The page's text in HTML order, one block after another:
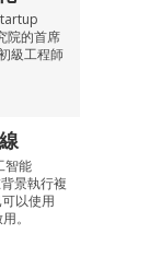
院的首席
級工程師
智能
景執行複
以使用
。